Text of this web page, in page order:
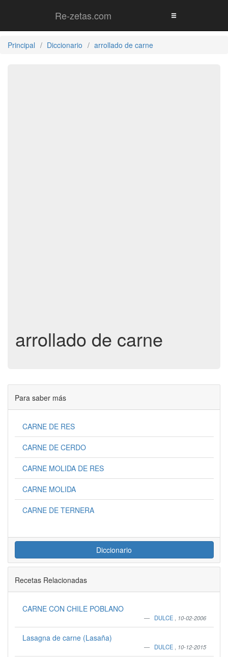
Re-zetas.com
Principal Diccionario arrollado de carne
arrollado de carne
Para saber más
CARNE DE RES
CARNE DE CERDO
CARNE MOLIDA DE RES
CARNE MOLIDA
CARNE DE TERNERA
Diccionario
Recetas Relacionadas
CARNE CON CHILE POBLANO
DULCE 10-02-2006
Lasagna de carne (Lasaña)
DULCE 10-12-2015